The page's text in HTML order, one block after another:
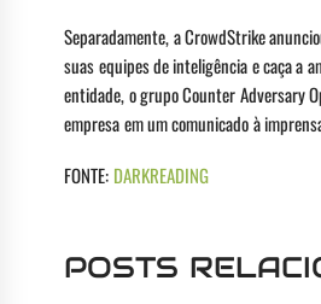
Separadamente, a CrowdStrike
suas equipes de inteligência e caça a
entidade, o grupo Counter Adversary
empresa em um comunicado à
FONTE: DARKREADING
POSTS